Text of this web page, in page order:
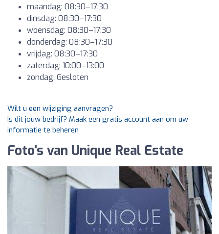
maandag: 08:30–17:30
dinsdag: 08:30–17:30
woensdag: 08:30–17:30
donderdag: 08:30–17:30
vrijdag: 08:30–17:30
zaterdag: 10:00–13:00
zondag: Gesloten
Wilt u een wijziging aanvragen?
Is dit jouw bedrijf? Maak een gratis account aan om uw
informatie te beheren
Foto's van Unique Real Estate